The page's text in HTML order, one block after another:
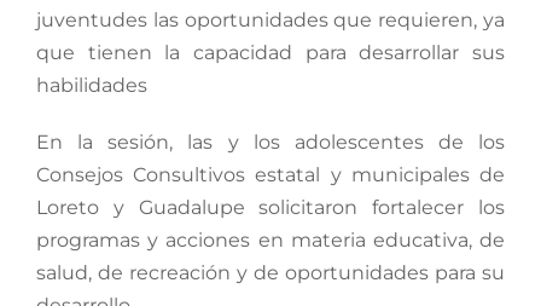
juventudes las oportunidades que requieren, ya
que tienen la capacidad para desarrollar sus
habilidades
En la sesión, las y los adolescentes de los
Consejos Consultivos estatal y municipales de
Loreto y Guadalupe solicitaron fortalecer los
programas y acciones en materia educativa, de
salud, de recreación y de oportunidades para su